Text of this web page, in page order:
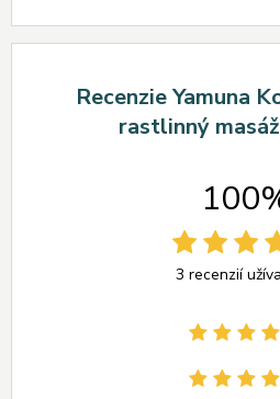
Recenzie Yamuna
rastlinný
3 recenzií